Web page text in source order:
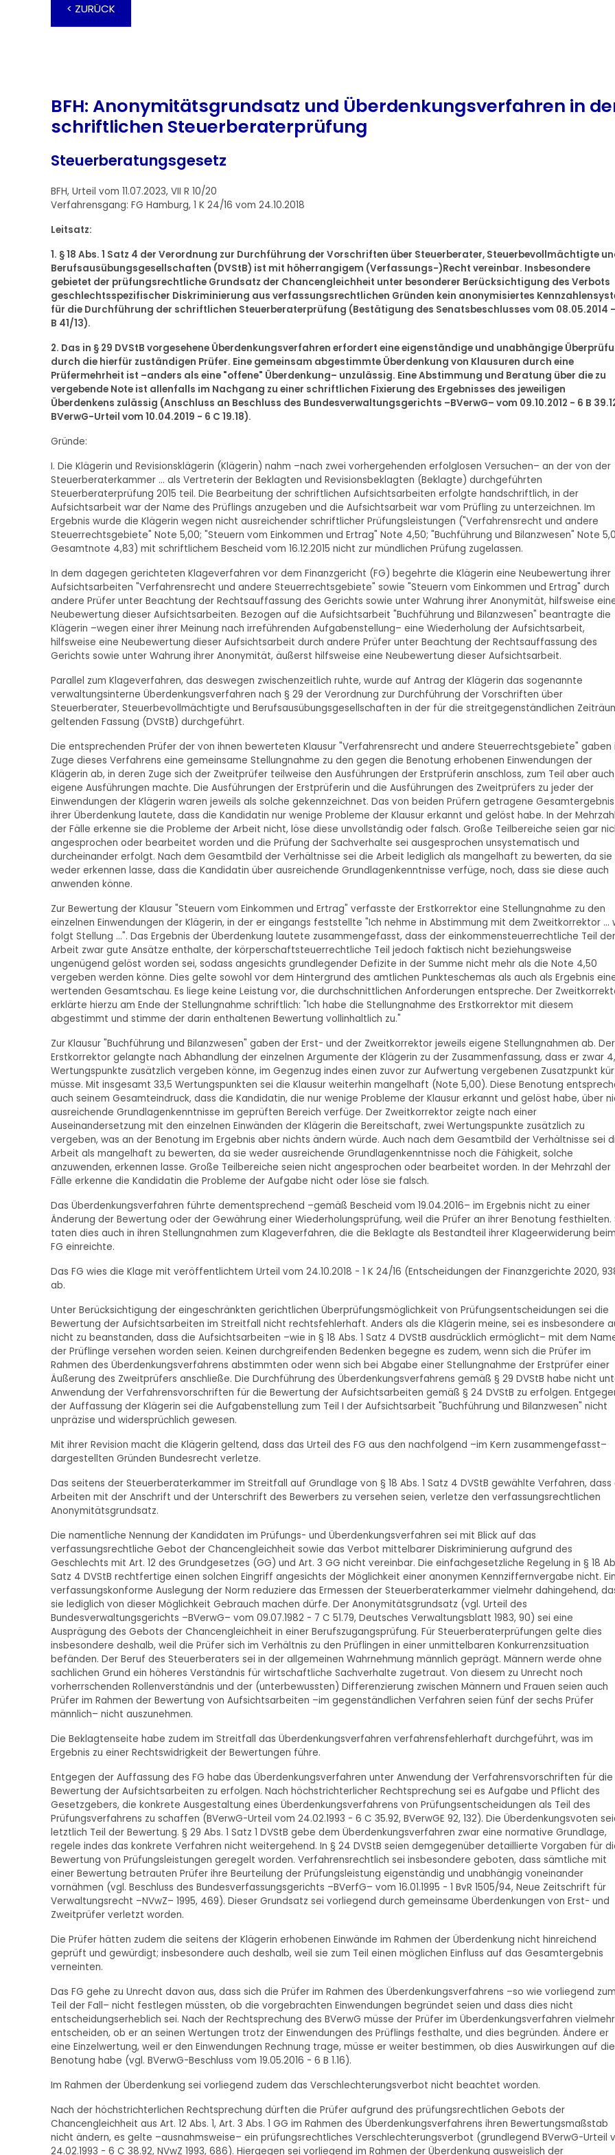
< ZURÜCK
BFH: Anonymitätsgrundsatz und Überdenkungsverfahren in
schriftlichen Steuerberaterprüfung
Steuerberatungsgesetz
BFH, Urteil vom 11.07.2023, VII R 10/20
Verfahrensgang: FG Hamburg, 1 K 24/16 vom 24.10.2018
Leitsatz:
1. § 18 Abs. 1 Satz 4 der Verordnung zur Durchführung der Vorschriften über Steuerberater, Steuerbevollmächtigte
Berufsausübungsgesellschaften (DVStB) ist mit höherrangigem (Verfassungs-)Recht vereinbar. Insbesondere
gebietet der prüfungsrechtliche Grundsatz der Chancengleichheit unter besonderer Berücksichtigung des Verbots
geschlechtsspezifischer Diskriminierung aus verfassungsrechtlichen Gründen kein anonymisiertes
für die Durchführung der schriftlichen Steuerberaterprüfung (Bestätigung des Senatsbeschlusses vom 08.05.2014
B 41/13).
2. Das in § 29 DVStB vorgesehene Überdenkungsverfahren erfordert eine eigenständige und unabhängige
durch die hierfür zuständigen Prüfer. Eine gemeinsam abgestimmte Überdenkung von Klausuren durch eine
Prüfermehrheit ist –anders als eine "offene" Überdenkung– unzulässig. Eine Abstimmung und Beratung über die zu
vergebende Note ist allenfalls im Nachgang zu einer schriftlichen Fixierung des Ergebnisses des jeweiligen
Überdenkens zulässig (Anschluss an Beschluss des Bundesverwaltungsgerichts –BVerwG– vom 09.10.2012 - 6 B
BVerwG-Urteil vom 10.04.2019 - 6 C 19.18).
Gründe:
I. Die Klägerin und Revisionsklägerin (Klägerin) nahm –nach zwei vorhergehenden erfolglosen Versuchen– an der von der
Steuerberaterkammer … als Vertreterin der Beklagten und Revisionsbeklagten (Beklagte) durchgeführten
Steuerberaterprüfung 2015 teil. Die Bearbeitung der schriftlichen Aufsichtsarbeiten erfolgte handschriftlich, in der
Aufsichtsarbeit war der Name des Prüflings anzugeben und die Aufsichtsarbeit war vom Prüfling zu unterzeichnen. Im
Ergebnis wurde die Klägerin wegen nicht ausreichender schriftlicher Prüfungsleistungen ("Verfahrensrecht und andere
Steuerrechtsgebiete" Note 5,00; "Steuern vom Einkommen und Ertrag" Note 4,50; "Buchführung und Bilanzwesen" Note
Gesamtnote 4,83) mit schriftlichem Bescheid vom 16.12.2015 nicht zur mündlichen Prüfung zugelassen.
In dem dagegen gerichteten Klageverfahren vor dem Finanzgericht (FG) begehrte die Klägerin eine Neubewertung ihrer
Aufsichtsarbeiten "Verfahrensrecht und andere Steuerrechtsgebiete" sowie "Steuern vom Einkommen und Ertrag" durch
andere Prüfer unter Beachtung der Rechtsauffassung des Gerichts sowie unter Wahrung ihrer Anonymität, hilfsweise
Neubewertung dieser Aufsichtsarbeiten. Bezogen auf die Aufsichtsarbeit "Buchführung und Bilanzwesen" beantragte die
Klägerin –wegen einer ihrer Meinung nach irreführenden Aufgabenstellung– eine Wiederholung der Aufsichtsarbeit,
hilfsweise eine Neubewertung dieser Aufsichtsarbeit durch andere Prüfer unter Beachtung der Rechtsauffassung des
Gerichts sowie unter Wahrung ihrer Anonymität, äußerst hilfsweise eine Neubewertung dieser Aufsichtsarbeit.
Parallel zum Klageverfahren, das deswegen zwischenzeitlich ruhte, wurde auf Antrag der Klägerin das sogenannte
verwaltungsinterne Überdenkungsverfahren nach § 29 der Verordnung zur Durchführung der Vorschriften über
Steuerberater, Steuerbevollmächtigte und Berufsausübungsgesellschaften in der für die streitgegenständlichen
geltenden Fassung (DVStB) durchgeführt.
Die entsprechenden Prüfer der von ihnen bewerteten Klausur "Verfahrensrecht und andere Steuerrechtsgebiete" gaben
Zuge dieses Verfahrens eine gemeinsame Stellungnahme zu den gegen die Benotung erhobenen Einwendungen der
Klägerin ab, in deren Zuge sich der Zweitprüfer teilweise den Ausführungen der Erstprüferin anschloss, zum Teil aber auch
eigene Ausführungen machte. Die Ausführungen der Erstprüferin und die Ausführungen des Zweitprüfers zu jeder der
Einwendungen der Klägerin waren jeweils als solche gekennzeichnet. Das von beiden Prüfern getragene Gesamtergebnis
ihrer Überdenkung lautete, dass die Kandidatin nur wenige Probleme der Klausur erkannt und gelöst habe. In der Mehrzahl
der Fälle erkenne sie die Probleme der Arbeit nicht, löse diese unvollständig oder falsch. Große Teilbereiche seien gar
angesprochen oder bearbeitet worden und die Prüfung der Sachverhalte sei ausgesprochen unsystematisch und
durcheinander erfolgt. Nach dem Gesamtbild der Verhältnisse sei die Arbeit lediglich als mangelhaft zu bewerten, da sie
weder erkennen lasse, dass die Kandidatin über ausreichende Grundlagenkenntnisse verfüge, noch, dass sie diese auch
anwenden könne.
Zur Bewertung der Klausur "Steuern vom Einkommen und Ertrag" verfasste der Erstkorrektor eine Stellungnahme zu den
einzelnen Einwendungen der Klägerin, in der er eingangs feststellte "Ich nehme in Abstimmung mit dem Zweitkorrektor …
folgt Stellung …". Das Ergebnis der Überdenkung lautete zusammengefasst, dass der einkommensteuerrechtliche Teil der
Arbeit zwar gute Ansätze enthalte, der körperschaftsteuerrechtliche Teil jedoch faktisch nicht beziehungsweise
ungenügend gelöst worden sei, sodass angesichts grundlegender Defizite in der Summe nicht mehr als die Note 4,50
vergeben werden könne. Dies gelte sowohl vor dem Hintergrund des amtlichen Punkteschemas als auch als Ergebnis
wertenden Gesamtschau. Es liege keine Leistung vor, die durchschnittlichen Anforderungen entspreche. Der
erklärte hierzu am Ende der Stellungnahme schriftlich: "Ich habe die Stellungnahme des Erstkorrektor mit diesem
abgestimmt und stimme der darin enthaltenen Bewertung vollinhaltlich zu."
Zur Klausur "Buchführung und Bilanzwesen" gaben der Erst- und der Zweitkorrektor jeweils eigene Stellungnahmen ab. Der
Erstkorrektor gelangte nach Abhandlung der einzelnen Argumente der Klägerin zu der Zusammenfassung, dass er zwar
Wertungspunkte zusätzlich vergeben könne, im Gegenzug indes einen zuvor zur Aufwertung vergebenen Zusatzpunkt
müsse. Mit insgesamt 33,5 Wertungspunkten sei die Klausur weiterhin mangelhaft (Note 5,00). Diese Benotung
auch seinem Gesamteindruck, dass die Kandidatin, die nur wenige Probleme der Klausur erkannt und gelöst habe, über
ausreichende Grundlagenkenntnisse im geprüften Bereich verfüge. Der Zweitkorrektor zeigte nach einer
Auseinandersetzung mit den einzelnen Einwänden der Klägerin die Bereitschaft, zwei Wertungspunkte zusätzlich zu
vergeben, was an der Benotung im Ergebnis aber nichts ändern würde. Auch nach dem Gesamtbild der Verhältnisse sei
Arbeit als mangelhaft zu bewerten, da sie weder ausreichende Grundlagenkenntnisse noch die Fähigkeit, solche
anzuwenden, erkennen lasse. Große Teilbereiche seien nicht angesprochen oder bearbeitet worden. In der Mehrzahl der
Fälle erkenne die Kandidatin die Probleme der Aufgabe nicht oder löse sie falsch.
Das Überdenkungsverfahren führte dementsprechend –gemäß Bescheid vom 19.04.2016– im Ergebnis nicht zu einer
Änderung der Bewertung oder der Gewährung einer Wiederholungsprüfung, weil die Prüfer an ihrer Benotung festhielten.
taten dies auch in ihren Stellungnahmen zum Klageverfahren, die die Beklagte als Bestandteil ihrer Klageerwiderung beim
FG einreichte.
Das FG wies die Klage mit veröffentlichtem Urteil vom 24.10.2018 - 1 K 24/16 (Entscheidungen der Finanzgerichte 2020,
ab.
Unter Berücksichtigung der eingeschränkten gerichtlichen Überprüfungsmöglichkeit von Prüfungsentscheidungen sei die
Bewertung der Aufsichtsarbeiten im Streitfall nicht rechtsfehlerhaft. Anders als die Klägerin meine, sei es insbesondere
nicht zu beanstanden, dass die Aufsichtsarbeiten –wie in § 18 Abs. 1 Satz 4 DVStB ausdrücklich ermöglicht– mit dem
der Prüflinge versehen worden seien. Keinen durchgreifenden Bedenken begegne es zudem, wenn sich die Prüfer im
Rahmen des Überdenkungsverfahrens abstimmten oder wenn sich bei Abgabe einer Stellungnahme der Erstprüfer einer
Äußerung des Zweitprüfers anschließe. Die Durchführung des Überdenkungsverfahrens gemäß § 29 DVStB habe nicht
Anwendung der Verfahrensvorschriften für die Bewertung der Aufsichtsarbeiten gemäß § 24 DVStB zu erfolgen.
der Auffassung der Klägerin sei die Aufgabenstellung zum Teil I der Aufsichtsarbeit "Buchführung und Bilanzwesen" nicht
unpräzise und widersprüchlich gewesen.
Mit ihrer Revision macht die Klägerin geltend, dass das Urteil des FG aus den nachfolgend –im Kern zusammengefasst–
dargestellten Gründen Bundesrecht verletze.
Das seitens der Steuerberaterkammer im Streitfall auf Grundlage von § 18 Abs. 1 Satz 4 DVStB gewählte Verfahren, dass
Arbeiten mit der Anschrift und der Unterschrift des Bewerbers zu versehen seien, verletze den verfassungsrechtlichen
Anonymitätsgrundsatz.
Die namentliche Nennung der Kandidaten im Prüfungs- und Überdenkungsverfahren sei mit Blick auf das
verfassungsrechtliche Gebot der Chancengleichheit sowie das Verbot mittelbarer Diskriminierung aufgrund des
Geschlechts mit Art. 12 des Grundgesetzes (GG) und Art. 3 GG nicht vereinbar. Die einfachgesetzliche Regelung in § 18
Satz 4 DVStB rechtfertige einen solchen Eingriff angesichts der Möglichkeit einer anonymen Kennziffernvergabe nicht.
verfassungskonforme Auslegung der Norm reduziere das Ermessen der Steuerberaterkammer vielmehr dahingehend,
sie lediglich von dieser Möglichkeit Gebrauch machen dürfe. Der Anonymitätsgrundsatz (vgl. Urteil des
Bundesverwaltungsgerichts –BVerwG– vom 09.07.1982 - 7 C 51.79, Deutsches Verwaltungsblatt 1983, 90) sei eine
Ausprägung des Gebots der Chancengleichheit in einer Berufszugangsprüfung. Für Steuerberaterprüfungen gelte dies
insbesondere deshalb, weil die Prüfer sich im Verhältnis zu den Prüflingen in einer unmittelbaren Konkurrenzsituation
befänden. Der Beruf des Steuerberaters sei in der allgemeinen Wahrnehmung männlich geprägt. Männern werde ohne
sachlichen Grund ein höheres Verständnis für wirtschaftliche Sachverhalte zugetraut. Von diesem zu Unrecht noch
vorherrschenden Rollenverständnis und der (unterbewussten) Differenzierung zwischen Männern und Frauen seien auch
Prüfer im Rahmen der Bewertung von Aufsichtsarbeiten –im gegenständlichen Verfahren seien fünf der sechs Prüfer
männlich– nicht auszunehmen.
Die Beklagtenseite habe zudem im Streitfall das Überdenkungsverfahren verfahrensfehlerhaft durchgeführt, was im
Ergebnis zu einer Rechtswidrigkeit der Bewertungen führe.
Entgegen der Auffassung des FG habe das Überdenkungsverfahren unter Anwendung der Verfahrensvorschriften für die
Bewertung der Aufsichtsarbeiten zu erfolgen. Nach höchstrichterlicher Rechtsprechung sei es Aufgabe und Pflicht des
Gesetzgebers, die konkrete Ausgestaltung eines Überdenkungsverfahrens von Prüfungsentscheidungen als Teil des
Prüfungsverfahrens zu schaffen (BVerwG-Urteil vom 24.02.1993 - 6 C 35.92, BVerwGE 92, 132). Die Überdenkungsvoten
letztlich Teil der Bewertung. § 29 Abs. 1 Satz 1 DVStB gebe dem Überdenkungsverfahren zwar eine normative Grundlage,
regele indes das konkrete Verfahren nicht weitergehend. In § 24 DVStB seien demgegenüber detaillierte Vorgaben für
Bewertung von Prüfungsleistungen geregelt worden. Verfahrensrechtlich sei insbesondere geboten, dass sämtliche mit
einer Bewertung betrauten Prüfer ihre Beurteilung der Prüfungsleistung eigenständig und unabhängig voneinander
vornähmen (vgl. Beschluss des Bundesverfassungsgerichts –BVerfG– vom 16.01.1995 - 1 BvR 1505/94, Neue Zeitschrift für
Verwaltungsrecht –NVwZ– 1995, 469). Dieser Grundsatz sei vorliegend durch gemeinsame Überdenkungen von Erst- und
Zweitprüfer verletzt worden.
Die Prüfer hätten zudem die seitens der Klägerin erhobenen Einwände im Rahmen der Überdenkung nicht hinreichend
geprüft und gewürdigt; insbesondere auch deshalb, weil sie zum Teil einen möglichen Einfluss auf das Gesamtergebnis
verneinten.
Das FG gehe zu Unrecht davon aus, dass sich die Prüfer im Rahmen des Überdenkungsverfahrens –so wie vorliegend zum
Teil der Fall– nicht festlegen müssten, ob die vorgebrachten Einwendungen begründet seien und dass dies nicht
entscheidungserheblich sei. Nach der Rechtsprechung des BVerwG müsse der Prüfer im Überdenkungsverfahren vielmehr
entscheiden, ob er an seinen Wertungen trotz der Einwendungen des Prüflings festhalte, und dies begründen. Ändere er
eine Einzelwertung, weil er den Einwendungen Rechnung trage, müsse er weiter bestimmen, ob dies Auswirkungen auf die
Benotung habe (vgl. BVerwG-Beschluss vom 19.05.2016 - 6 B 1.16).
Im Rahmen der Überdenkung sei vorliegend zudem das Verschlechterungsverbot nicht beachtet worden.
Nach der höchstrichterlichen Rechtsprechung dürften die Prüfer aufgrund des prüfungsrechtlichen Gebots der
Chancengleichheit aus Art. 12 Abs. 1, Art. 3 Abs. 1 GG im Rahmen des Überdenkungsverfahrens ihren Bewertungsmaßstab
nicht ändern, es gelte –ausnahmsweise– ein prüfungsrechtliches Verschlechterungsverbot (grundlegend BVerwG-Urteil
24.02.1993 - 6 C 38.92, NVwZ 1993, 686). Hiergegen sei vorliegend im Rahmen der Überdenkung ausweislich der